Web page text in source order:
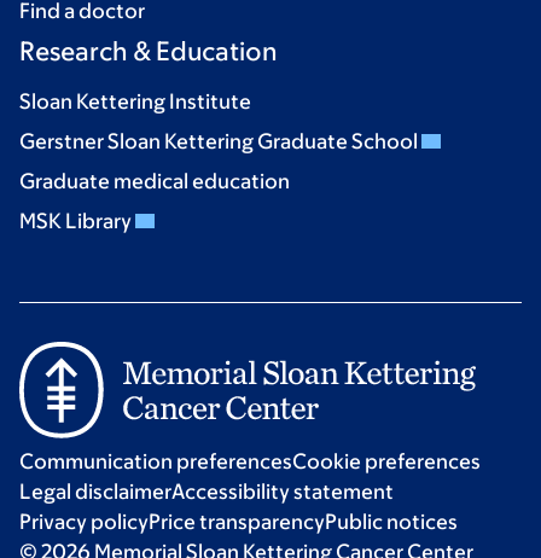
Find a doctor
Research & Education
Sloan Kettering Institute
Gerstner Sloan Kettering Graduate School
Graduate medical education
MSK Library
Communication preferencesCookie preferences
Legal disclaimerAccessibility statement
Privacy policyPrice transparencyPublic notices
© 2026 Memorial Sloan Kettering Cancer Center